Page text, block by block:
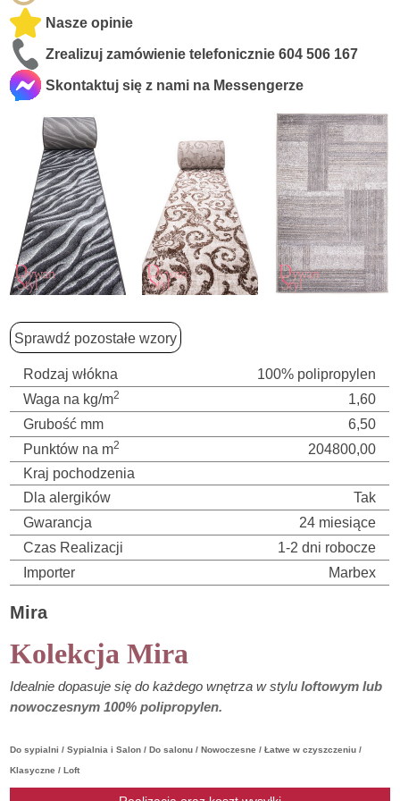
Nasze opinie
Zrealizuj zamówienie telefonicznie604 506 167
Skontaktuj się z nami na Messengerze
Sprawdź pozostałe wzory
Rodzaj włókna
100% polipropylen
Waga na kg/m2
1,60
Grubość mm
6,50
Punktów na m2
204800,00
Kraj pochodzenia
Dla alergików
Tak
Gwarancja
24 miesiące
Czas Realizacji
1-2 dni robocze
Importer
Marbex
Mira
Kolekcja Mira
Idealnie dopasuje się do każdego wnętrza w styluloftowym lub
nowoczesnym 100% polipropylen.
Do sypialni / Sypialnia i Salon / Do salonu / Nowoczesne / Łatwe w czyszczeniu /
Klasyczne / Loft